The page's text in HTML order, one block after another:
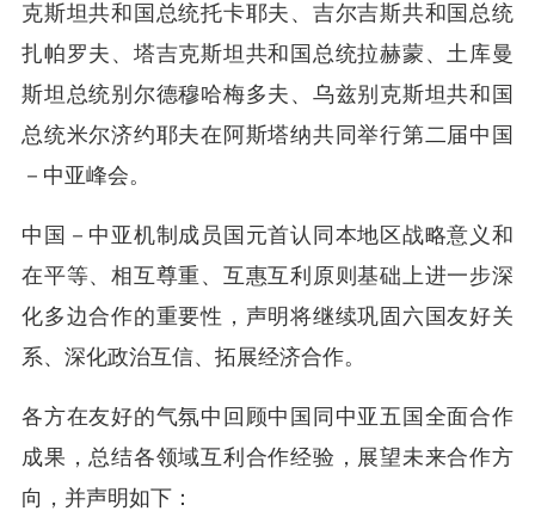
克斯坦共和国总统托卡耶夫、吉尔吉斯共和国总统
扎帕罗夫、塔吉克斯坦共和国总统拉赫蒙、土库曼
斯坦总统别尔德穆哈梅多夫、乌兹别克斯坦共和国
总统米尔济约耶夫在阿斯塔纳共同举行第二届中国
－中亚峰会。
中国－中亚机制成员国元首认同本地区战略意义和
在平等、相互尊重、互惠互利原则基础上进一步深
化多边合作的重要性，声明将继续巩固六国友好关
系、深化政治互信、拓展经济合作。
各方在友好的气氛中回顾中国同中亚五国全面合作
成果，总结各领域互利合作经验，展望未来合作方
向，并声明如下：